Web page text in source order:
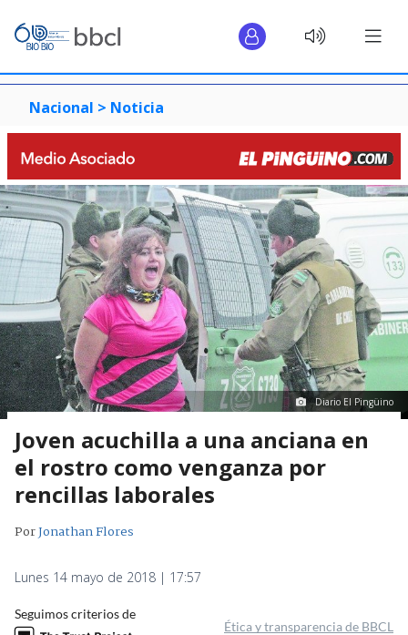
Nacional > Noticia
Diario El Pingüino
Joven acuchilla a una anciana en
el rostro como venganza por
rencillas laborales
PorJonathan Flores
Lunes 14 mayo de 2018 | 17:57
Seguimos criterios de
Ética y transparencia de BBCL